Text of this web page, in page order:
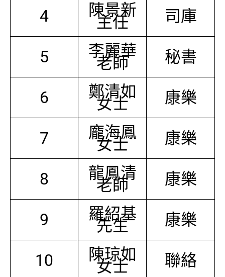
4 陳景新
主任 司庫
5 李麗華
老師 秘書
6 鄭清如
女士 康樂
7 龐海鳳
女士 康樂
8 龍鳳清
老師 康樂
9 羅紹基
先生 康樂
10 陳琼如
女士 聯絡